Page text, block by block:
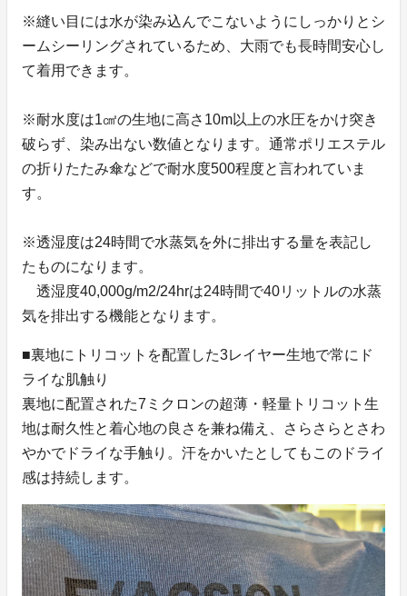
※縫い目には水が染み込んでこないようにしっかりとシ
ームシーリングされているため、大雨でも長時間安心し
て着用できます。
※耐水度は1㎠の生地に高さ10m以上の水圧をかけ突き
破らず、染み出ない数値となります。通常ポリエステル
の折りたたみ傘などで耐水度500程度と言われていま
す。
※透湿度は24時間で水蒸気を外に排出する量を表記し
たものになります。
透湿度40,000g/m2/24hrは24時間で40リットルの水蒸
気を排出する機能となります。
■裏地にトリコットを配置した3レイヤー生地で常にド
ライな肌触り
裏地に配置された7ミクロンの超薄・軽量トリコット生
地は耐久性と着心地の良さを兼ね備え、さらさらとさわ
やかでドライな手触り。汗をかいたとしてもこのドライ
感は持続します。